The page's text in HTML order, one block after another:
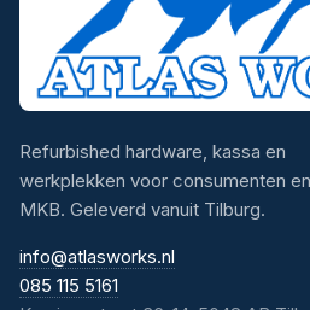
Refurbished hardware, kassa en
werkplekken voor consumenten en
MKB. Geleverd vanuit Tilburg.
info@atlasworks.nl
085 115 5161